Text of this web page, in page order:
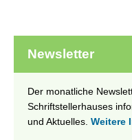
Newsletter
Der monatliche
Schriftstellerhauses
und Aktuelles. Weitere